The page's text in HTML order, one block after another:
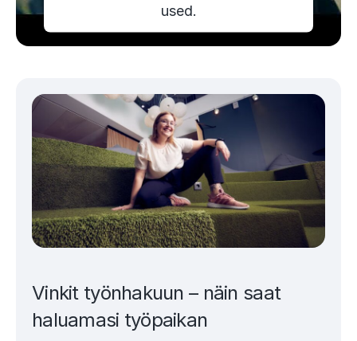
used.
Powered byUsercentrics Consent
Vinkit työnhakuun – näin saat
haluamasi työpaikan